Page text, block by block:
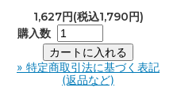
1,627円(税込1,790円)
購入数
» 特定商取引法に基づく表記
(返品など)